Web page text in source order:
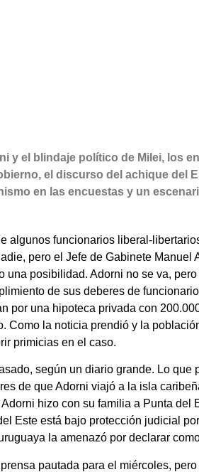
y el blindaje político de Milei, los
el discurso del achique del
en las encuestas y un
algunos funcionarios liberal-
pero el Jefe de Gabinete Manuel
una posibilidad. Adorni no se va,
de sus deberes de
por una hipoteca privada con
Como la noticia prendió y la
primicias en el caso.
según un diario grande. Lo que
de que Adorni viajó a la isla
hizo con su familia a Punta del
Este está bajo protección judicial
la amenazó por declarar
pautada para el miércoles,